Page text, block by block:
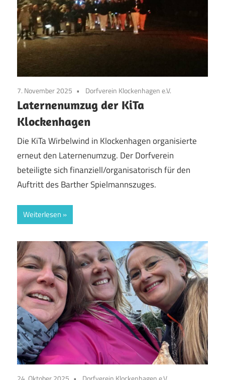
7. November 2025 Dorfverein Klockenhagen e.V.
Laternenumzug der KiTa
Klockenhagen
Die KiTa Wirbelwind in Klockenhagen organisierte
erneut den Laternenumzug. Der Dorfverein
beteiligte sich finanziell/organisatorisch für den
Auftritt des Barther Spielmannszuges.
Weiterlesen